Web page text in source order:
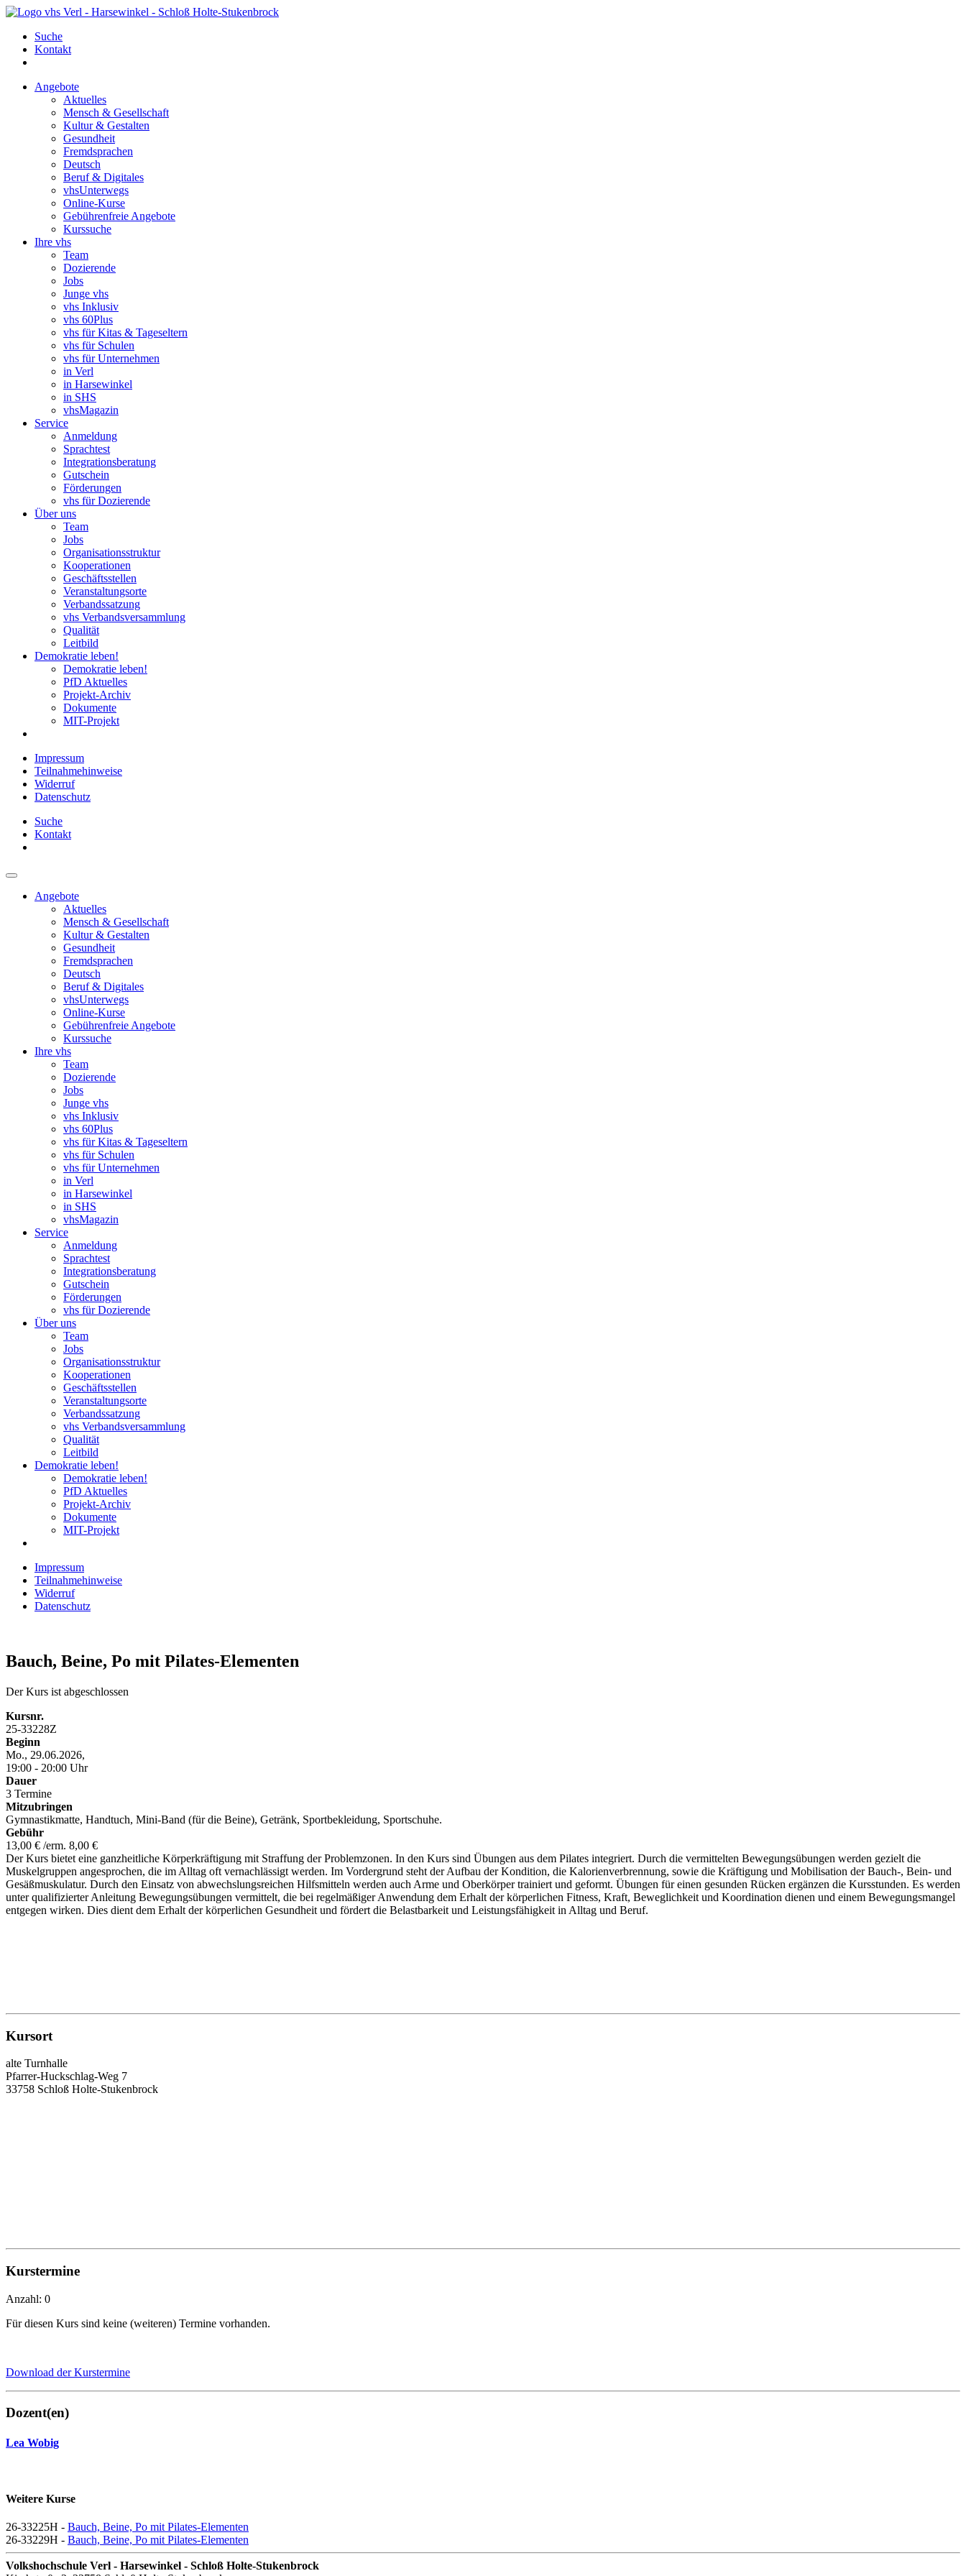
Suche
Kontakt
Angebote
Aktuelles
Mensch & Gesellschaft
Kultur & Gestalten
Gesundheit
Fremdsprachen
Deutsch
Beruf & Digitales
vhsUnterwegs
Online-Kurse
Gebührenfreie Angebote
Kurssuche
Ihre vhs
Team
Dozierende
Jobs
Junge vhs
vhs Inklusiv
vhs 60Plus
vhs für Kitas & Tageseltern
vhs für Schulen
vhs für Unternehmen
in Verl
in Harsewinkel
in SHS
vhsMagazin
Service
Anmeldung
Sprachtest
Integrationsberatung
Gutschein
Förderungen
vhs für Dozierende
Über uns
Team
Jobs
Organisationsstruktur
Kooperationen
Geschäftsstellen
Veranstaltungsorte
Verbandssatzung
vhs Verbandsversammlung
Qualität
Leitbild
Demokratie leben!
Demokratie leben!
PfD Aktuelles
Projekt-Archiv
Dokumente
MIT-Projekt
Impressum
Teilnahmehinweise
Widerruf
Datenschutz
Suche
Kontakt
Angebote
Aktuelles
Mensch & Gesellschaft
Kultur & Gestalten
Gesundheit
Fremdsprachen
Deutsch
Beruf & Digitales
vhsUnterwegs
Online-Kurse
Gebührenfreie Angebote
Kurssuche
Ihre vhs
Team
Dozierende
Jobs
Junge vhs
vhs Inklusiv
vhs 60Plus
vhs für Kitas & Tageseltern
vhs für Schulen
vhs für Unternehmen
in Verl
in Harsewinkel
in SHS
vhsMagazin
Service
Anmeldung
Sprachtest
Integrationsberatung
Gutschein
Förderungen
vhs für Dozierende
Über uns
Team
Jobs
Organisationsstruktur
Kooperationen
Geschäftsstellen
Veranstaltungsorte
Verbandssatzung
vhs Verbandsversammlung
Qualität
Leitbild
Demokratie leben!
Demokratie leben!
PfD Aktuelles
Projekt-Archiv
Dokumente
MIT-Projekt
Impressum
Teilnahmehinweise
Widerruf
Datenschutz
Bauch, Beine, Po mit Pilates-Elementen
Der Kurs ist abgeschlossen
Kursnr.
25-33228Z
Beginn
Mo., 29.06.2026,
19:00 - 20:00 Uhr
Dauer
3 Termine
Mitzubringen
Gymnastikmatte, Handtuch, Mini-Band (für die Beine), Getränk, Sportbekleidung, Sportschuhe.
Gebühr
13,00 € /erm. 8,00 €
Der Kurs bietet eine ganzheitliche Körperkräftigung mit Straffung der Problemzonen. In den Kurs sind Übungen aus dem Pilates integriert. Durch die vermittelten Bewegungsübungen werden gezielt die
Muskelgruppen angesprochen, die im Alltag oft vernachlässigt werden. Im Vordergrund steht der Aufbau der Kondition, die Kalorienverbrennung, sowie die Kräftigung und Mobilisation der Bauch-, Bein- und
Gesäßmuskulatur. Durch den Einsatz von abwechslungsreichen Hilfsmitteln werden auch Arme und Oberkörper trainiert und geformt. Übungen für einen gesunden Rücken ergänzen die Kursstunden. Es werden
unter qualifizierter Anleitung Bewegungsübungen vermittelt, die bei regelmäßiger Anwendung dem Erhalt der körperlichen Fitness, Kraft, Beweglichkeit und Koordination dienen und einem Bewegungsmangel
entgegen wirken. Dies dient dem Erhalt der körperlichen Gesundheit und fördert die Belastbarkeit und Leistungsfähigkeit in Alltag und Beruf.
Kursort
alte Turnhalle
Pfarrer-Huckschlag-Weg 7
33758 Schloß Holte-Stukenbrock
Kurstermine
Anzahl: 0
Für diesen Kurs sind keine (weiteren) Termine vorhanden.
Download der Kurstermine
Dozent(en)
Lea Wobig
Weitere Kurse
26-33225H - Bauch, Beine, Po mit Pilates-Elementen
26-33229H - Bauch, Beine, Po mit Pilates-Elementen
Volkshochschule Verl - Harsewinkel - Schloß Holte-Stukenbrock